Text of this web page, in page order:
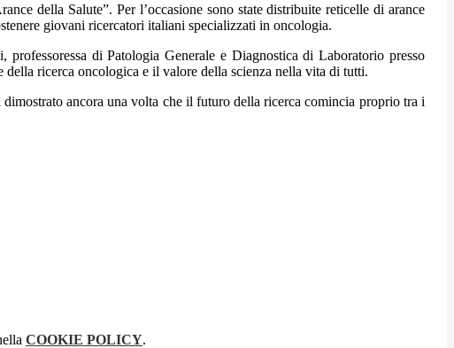
della Salute”. Per l’occasione sono state distribuite reticelle di arance
giovani ricercatori italiani specializzati in oncologia.
di Patologia Generale e Diagnostica di Laboratorio presso
della ricerca oncologica e il valore della scienza nella vita di tutti.
dimostrato ancora una volta che il futuro della ricerca comincia proprio tra i
COOKIE POLICY.